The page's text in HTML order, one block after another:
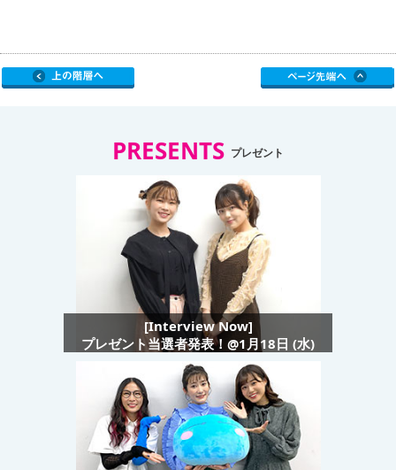
PRESENTS プレゼント
[Interview Now]
プレゼント当選者発表！@1月18日 (水)